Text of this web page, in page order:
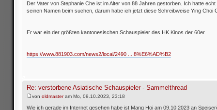
Der Vater von Stephanie Che ist im Alter von 88 Jahren gestorben. Ich hatte echt
seinen Namen beim suchen, darum habe ich jetzt diese Schreibweise Ying Choi
Er war ein der größten kantonesischen Schauspieler des HK Kinos der 60er.
https://www.881903.com/news2/local/2490 ... 8%E6%AD%B2
Re: verstorbene Asiatische Schauspieler - Sammelthread
von oldmasteram Mo, 09.10.2023, 23:18
Wie ich gerade im Internet gesehen habe ist Mang Hoi am 09.10.2023 an